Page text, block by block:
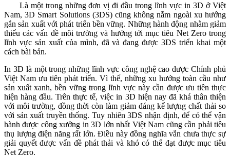
Là một trong những đơn vị đi đầu trong lĩnh vực in 3D ở Việt
Nam, 3D Smart Solutions (3DS) cũng không nằm ngoài xu hướng
gắn sản xuất với phát triển bền vững. Những hành động nhằm giảm
thiểu các vấn đề môi trường và hướng tới mục tiêu Net Zero trong
lĩnh vực sản xuất của mình, đã và đang được 3DS triển khai một
cách bài bản.
In 3D là một trong những lĩnh vực công nghệ cao được Chính phủ
Việt Nam ưu tiên phát triển. Vì thế, những xu hướng toàn cầu như
sản xuất xanh, bền vững trong lĩnh vực này cần được ưu tiên thực
hiện hàng đầu. Trên thực tế, việc in 3D hiện nay đã khá thân thiện
với môi trường, đồng thời còn làm giảm đáng kể lượng chất thải so
với sản xuất truyền thống. Tuy nhiên 3DS nhận định, để có thể vận
hành được công xưởng in 3D lớn nhất Việt Nam cũng cần phải tiêu
thụ lượng điện năng rất lớn. Điều này đồng nghĩa vẫn chưa thực sự
giải quyết được vấn đề phát thải và khó có thể đạt được mục tiêu
Net Zero.